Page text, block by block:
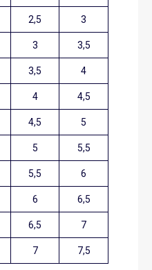
2,5 3
3 3,5
3,5 4
4 4,5
4,5 5
5 5,5
5,5 6
6 6,5
6,5 7
7 7,5